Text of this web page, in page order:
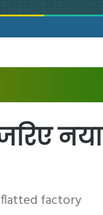
factory